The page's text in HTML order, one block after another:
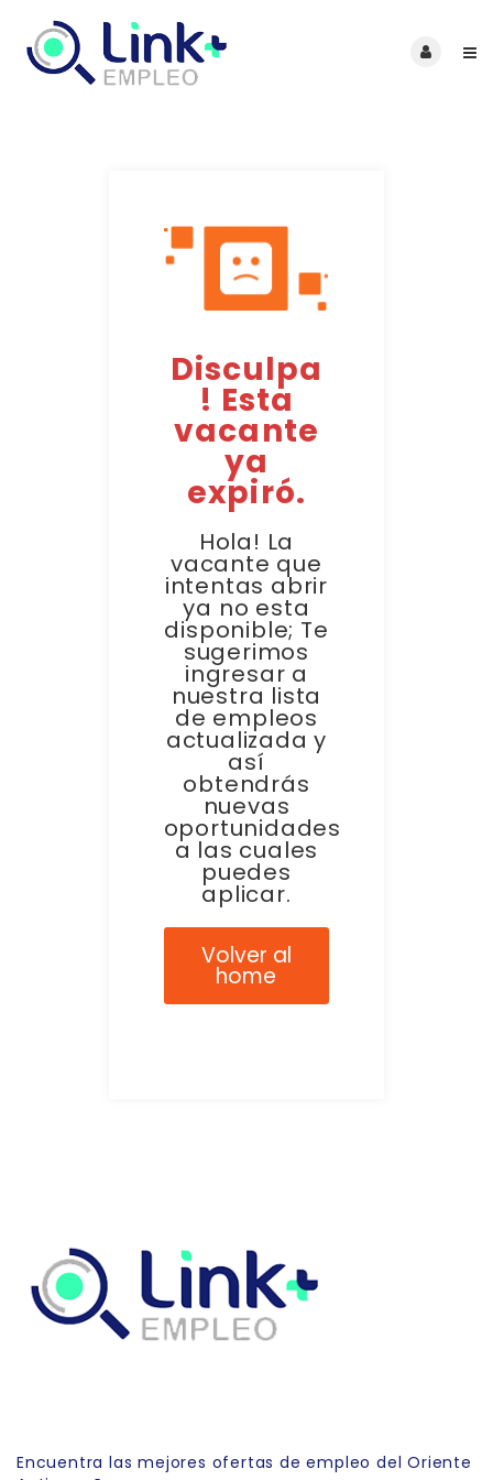
Disculpa
! Esta
vacante
ya
expiró.
Hola! La
vacante que
intentas abrir
ya no esta
disponible; Te
sugerimos
ingresar a
nuestra lista
de empleos
actualizada y
así
obtendrás
nuevas
oportunidades
a las cuales
puedes
aplicar.
Volver al
home
Encuentra las mejores ofertas de empleo del Oriente